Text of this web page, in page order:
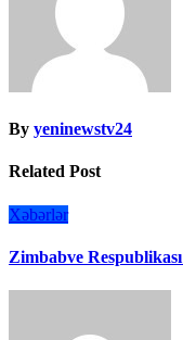
By yeninewstv24
Related Post
Xəbərlər
Zimbabve